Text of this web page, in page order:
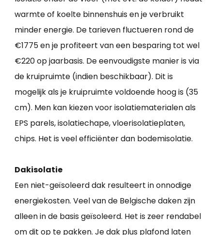
warmte of koelte binnenshuis en je verbruikt
minder energie. De tarieven fluctueren rond de
€1775 en je profiteert van een besparing tot wel
€220 op jaarbasis. De eenvoudigste manier is via
de kruipruimte (indien beschikbaar). Dit is
mogelijk als je kruipruimte voldoende hoog is (35
cm). Men kan kiezen voor isolatiematerialen als
EPS parels, isolatiechape, vloerisolatieplaten,
chips. Het is veel efficiënter dan bodemisolatie.
Dakisolatie
Een niet-geïsoleerd dak resulteert in onnodige
energiekosten. Veel van de Belgische daken zijn
alleen in de basis geïsoleerd. Het is zeer rendabel
om dit op te pakken. Je dak plus plafond laten